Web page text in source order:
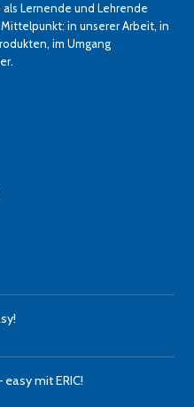
als Lernende und Lehrende
in unserer Arbeit, in
im Umgang
mit ERIC!